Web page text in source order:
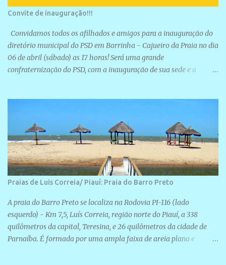
Convite de inauguração!!!
Convidamos todos os afilhados e amigos para a inauguração do
diretório municipal do PSD em Barrinha - Cajueiro da Praia no dia
06 de abril (sábado) as 17 horas! Será uma grande
confraternização do PSD, com a inauguração de sua sede e a
Praias de Luis Correia/ Piauí: Praia do Barro Preto
A praia do Barro Preto se localiza na Rodovia PI-116 (lado
esquerdo) - Km 7,5, Luís Correia, região norte do Piauí, a 338
quilômetros da capital, Teresina, e 26 quilômetros da cidade de
Parnaíba. É formada por uma ampla faixa de areia plana e